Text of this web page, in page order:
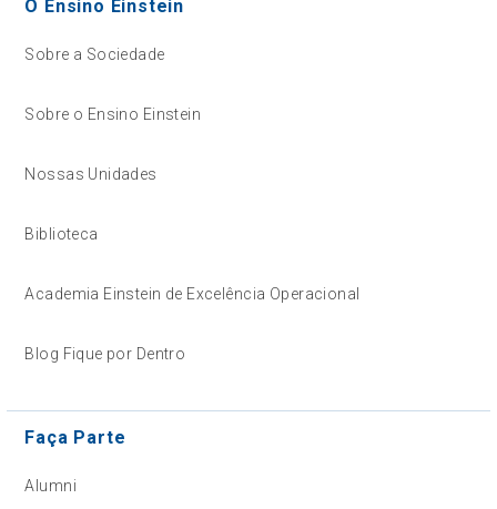
O Ensino Einstein
Sobre a Sociedade
Sobre o Ensino Einstein
Nossas Unidades
Biblioteca
Academia Einstein de Excelência Operacional
Blog Fique por Dentro
Faça Parte
Alumni